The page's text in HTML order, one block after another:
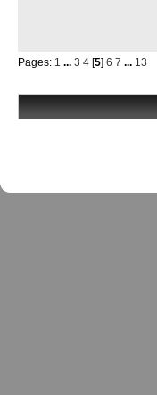
Pages: 1 ... 3 4 [5] 6 7 ... 13